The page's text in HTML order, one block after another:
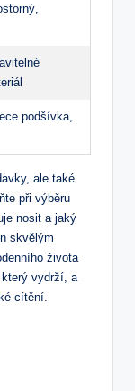
podšívka,
ale také
při výběru
nosit a jaký
skvělým
života
vydrží, a
cítění.